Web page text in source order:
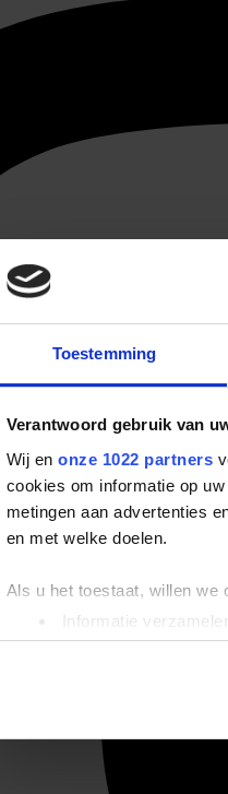
Toestemming
Verantwoord gebruik van
Wij en onze 1022 partners
cookies om informatie op
metingen aan advertenties
en met welke doelen.
Als u het toestaat, willen we
Informatie
Uw apparaat
Lees meer over hoe uw
We gebruiken cookies om
websiteverkeer te